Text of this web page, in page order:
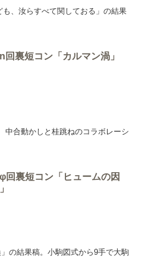
、汝らすべて関しておる」の結果
回裏短コン「カルマン渦」
中合動かしと桂跳ねのコラボレーシ
回裏短コン「ヒュームの因
の結果稿。小駒図式から9手で大駒